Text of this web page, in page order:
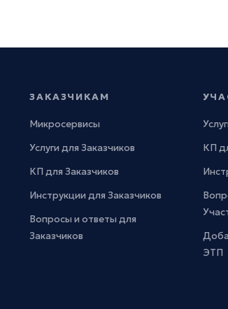
ЗАКАЗЧИКАМ
Микросервисы
Услуги для Заказчиков
КП для Заказчиков
Инструкции для Заказчиков
Вопросы и ответы для
Заказчиков
КП
ЭТП